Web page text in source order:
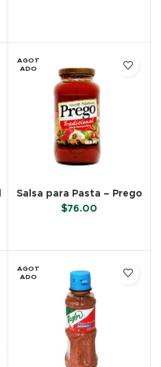
AGOT
ADO
Salsa para Pasta – Prego
(680 g)
$76.00
AGOT
ADO